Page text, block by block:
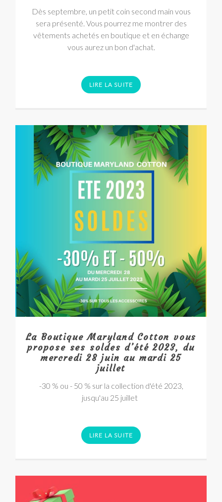
Dès septembre, un petit coin second main vous
sera présenté. Vous pourrez me montrer des
vêtements achetés en boutique et en échange
vous aurez un bon d'achat.
LIRE LA SUITE
La Boutique Maryland Cotton vous
propose ses soldes d’été 2023, du
mercredi 28 juin au mardi 25
juillet
-30 % ou - 50 % sur la collection d'été 2023,
jusqu'au 25 juillet
LIRE LA SUITE